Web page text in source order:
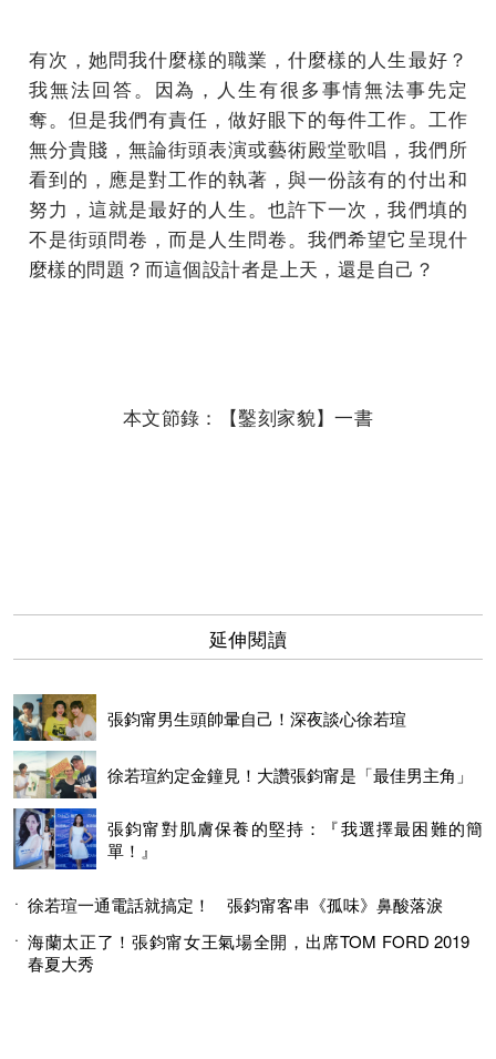
有次，她問我什麼樣的職業，什麼樣的人生最好？
我無法回答。因為，人生有很多事情無法事先定
奪。但是我們有責任，做好眼下的每件工作。工作
無分貴賤，無論街頭表演或藝術殿堂歌唱，我們所
看到的，應是對工作的執著，與一份該有的付出和
努力，這就是最好的人生。也許下一次，我們填的
不是街頭問卷，而是人生問卷。我們希望它呈現什
麼樣的問題？而這個設計者是上天，還是自己？
本文節錄：【鑿刻家貌】一書
延伸閱讀
張鈞甯男生頭帥暈自己！深夜談心徐若瑄
徐若瑄約定金鐘見！大讚張鈞甯是「最佳男主角」
張鈞甯對肌膚保養的堅持：『我選擇最困難的簡
單！』
徐若瑄一通電話就搞定！ 張鈞甯客串《孤味》鼻酸落淚
海蘭太正了！張鈞甯女王氣場全開，出席TOM FORD 2019
春夏大秀